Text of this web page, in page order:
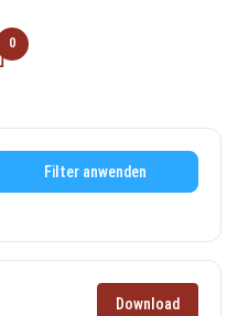
0
Filter anwenden
Download